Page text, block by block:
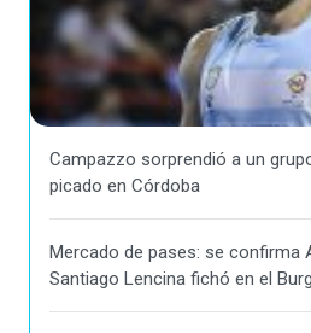
Campazzo sorprendió a un
picado en Córdoba
Mercado de pases: se confirma
Santiago Lencina fichó en el